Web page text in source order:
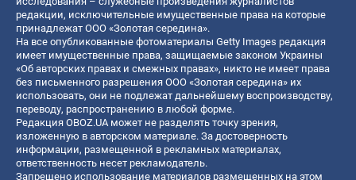
редакции, исключительные имущественные права на которые
принадлежат ООО «Золотая середина».
На все опубликованные фотоматериалы Getty Images редакция
имеет имущественные права, защищаемые законом Украины
«Об авторских правах и смежных правах», никто не имеет права
без письменного разрешения ООО «Золотая середина» их
использовать, они не подлежат дальнейшему воспроизводству,
переводу, распространению в любой форме.
Редакция OBOZ.UA может не разделять точку зрения,
изложенную в авторском материале. За достоверность
информации, размещенной в рекламных материалах,
ответственность несет рекламодатель.
Запрещено использование материалов размещенных на этом